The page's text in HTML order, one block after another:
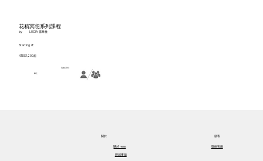
NTD$1,200起
Starting at:
線上
1小時30分
LUCIA 露希雅
花精冥想系列課程
by
關於​
關於​ ness
歷屆事蹟
顧客
聯絡客服